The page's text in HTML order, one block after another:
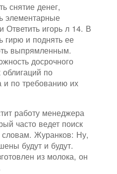
снятие денег,
элементарные
Ответить игорь л 14. В
гирю и поднять ее
выпрямленным.
досрочного
по
и по требованию их
работу менеджера
часто ведет поиск
Журанков: Ну,
будут и будут.
из молока, он